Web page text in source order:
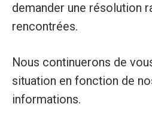
demander une résolution
rencontrées.
Nous continuerons de
situation en fonction de
informations.